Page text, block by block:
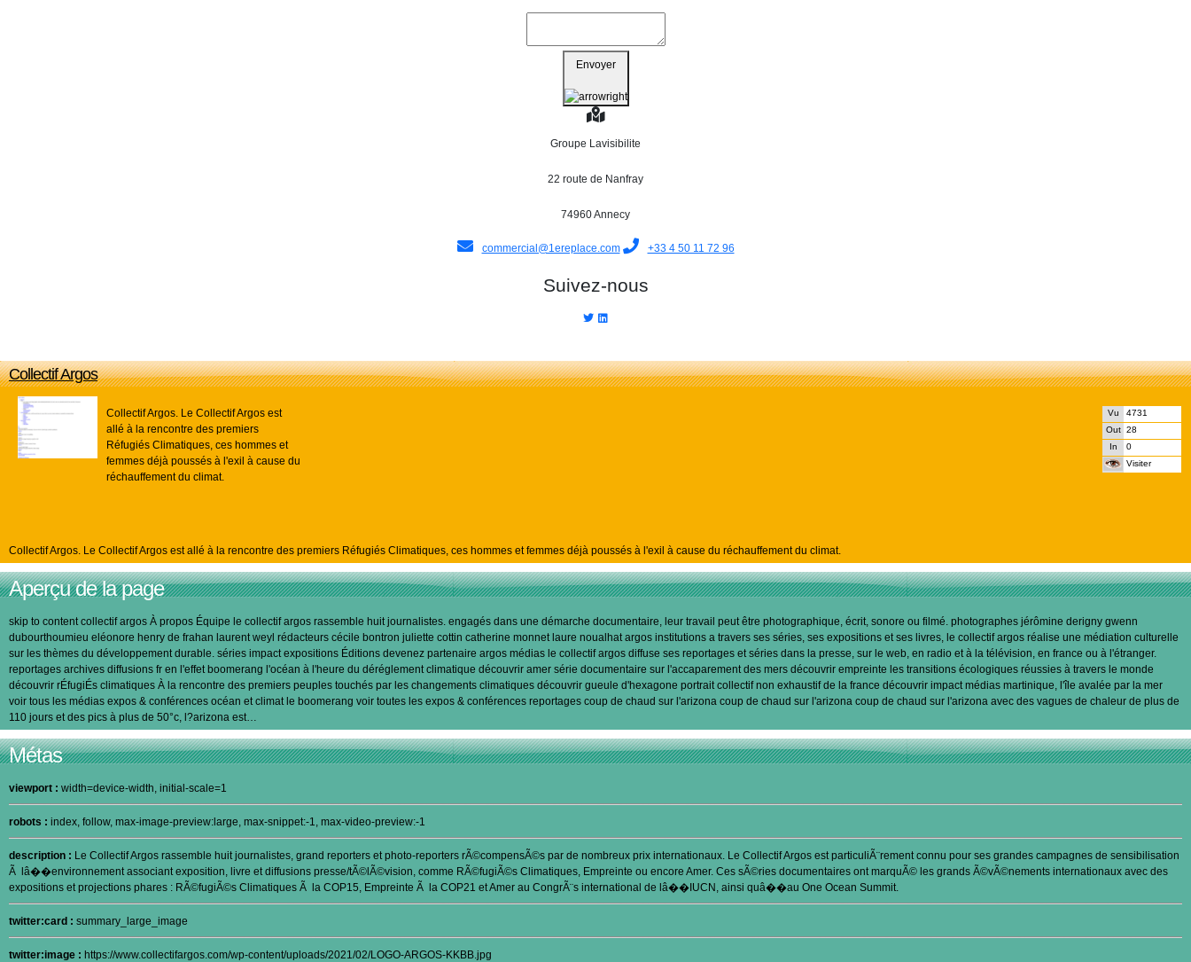
Envoyer
Groupe Lavisibilite
22 route de Nanfray
74960 Annecy
commercial@1ereplace.com +33 4 50 11 72 96
Suivez-nous
Collectif Argos
Vu
4731
Out 28
In
0
Visiter
Collectif Argos. Le Collectif Argos est
allé à la rencontre des premiers
Réfugiés Climatiques, ces hommes et
femmes déjà poussés à l'exil à cause du
réchauffement du climat.
Collectif Argos. Le Collectif Argos est allé à la rencontre des premiers Réfugiés Climatiques, ces hommes et femmes déjà poussés à l'exil à cause du réchauffement du climat.
Aperçu de la page
skip to content collectif argos À propos Équipe le collectif argos rassemble huit journalistes. engagés dans une démarche documentaire, leur travail peut être photographique, écrit, sonore ou filmé. photographes jérômine derigny gwenn
dubourthoumieu eléonore henry de frahan laurent weyl rédacteurs cécile bontron juliette cottin catherine monnet laure noualhat argos institutions a travers ses séries, ses expositions et ses livres, le collectif argos réalise une médiation culturelle
sur les thèmes du développement durable. séries impact expositions Éditions devenez partenaire argos médias le collectif argos diffuse ses reportages et séries dans la presse, sur le web, en radio et à la télévision, en france ou à l'étranger.
reportages archives diffusions fr en l'effet boomerang l'océan à l'heure du déréglement climatique découvrir amer série documentaire sur l'accaparement des mers découvrir empreinte les transitions écologiques réussies à travers le monde
découvrir rÉfugiÉs climatiques À la rencontre des premiers peuples touchés par les changements climatiques découvrir gueule d'hexagone portrait collectif non exhaustif de la france découvrir impact médias martinique, l'île avalée par la mer
voir tous les médias expos & conférences océan et climat le boomerang voir toutes les expos & conférences reportages coup de chaud sur l'arizona coup de chaud sur l'arizona coup de chaud sur l'arizona avec des vagues de chaleur de plus de
110 jours et des pics à plus de 50°c, l?arizona est…
Métas
viewport : width=device-width, initial-scale=1
robots : index, follow, max-image-preview:large, max-snippet:-1, max-video-preview:-1
description : Le Collectif Argos rassemble huit journalistes, grand reporters et photo-reporters rÃ©compensÃ©s par de nombreux prix internationaux. Le Collectif Argos est particuliÃ¨rement connu pour ses grandes campagnes de sensibilisation
Ã lâ��environnement associant exposition, livre et diffusions presse/tÃ©lÃ©vision, comme RÃ©fugiÃ©s Climatiques, Empreinte ou encore Amer. Ces sÃ©ries documentaires ont marquÃ© les grands Ã©vÃ©nements internationaux avec des
expositions et projections phares : RÃ©fugiÃ©s Climatiques Ã la COP15, Empreinte Ã la COP21 et Amer au CongrÃ¨s international de lâ��IUCN, ainsi quâ��au One Ocean Summit.
twitter:card : summary_large_image
twitter:image : https://www.collectifargos.com/wp-content/uploads/2021/02/LOGO-ARGOS-KKBB.jpg